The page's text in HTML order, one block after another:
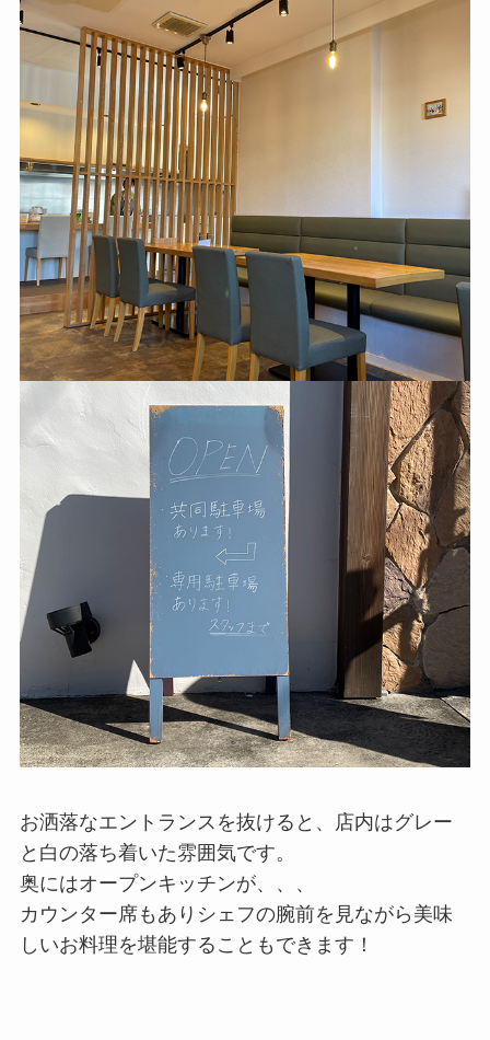
お洒落なエントランスを抜けると、店内はグレー
と白の落ち着いた雰囲気です。
奥にはオープンキッチンが、、、
カウンター席もありシェフの腕前を見ながら美味
しいお料理を堪能することもできます！